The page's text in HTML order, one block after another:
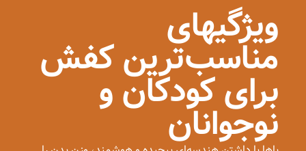
ویژگیهای
مناسب‌ترین کفش
برای کودکان و
نوجوانان